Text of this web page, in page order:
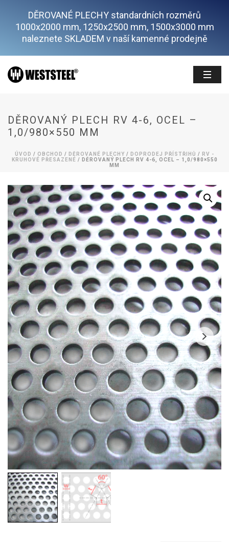
DĚROVANÉ PLECHY standardních rozměrů
1000x2000 mm, 1250x2500 mm, 1500x3000 mm
naleznete SKLADEM v naší kamenné prodejně
DĚROVANÝ PLECH RV 4-6, OCEL –
1,0/980×550 MM
ÚVOD / OBCHOD / DĚROVANÉ PLECHY / DOPRODEJ PŘÍSTŘIHŮ / RV -
KRUHOVÉ PŘESAZENÉ / DĚROVANÝ PLECH RV 4-6, OCEL – 1,0/980×550
MM